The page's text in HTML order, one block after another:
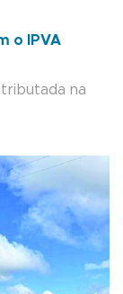
o IPVA
tributada na